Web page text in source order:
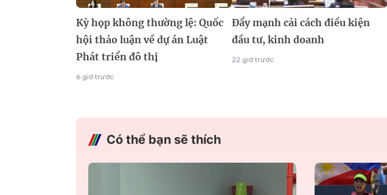
Kỳ họp không thường lệ: Quốc
hội thảo luận về dự án Luật
Phát triển đô thị
6 giờ trước
Đẩy mạnh cải cách điều kiện
đầu tư, kinh doanh
22 giờ trước
Có thể bạn sẽ thích